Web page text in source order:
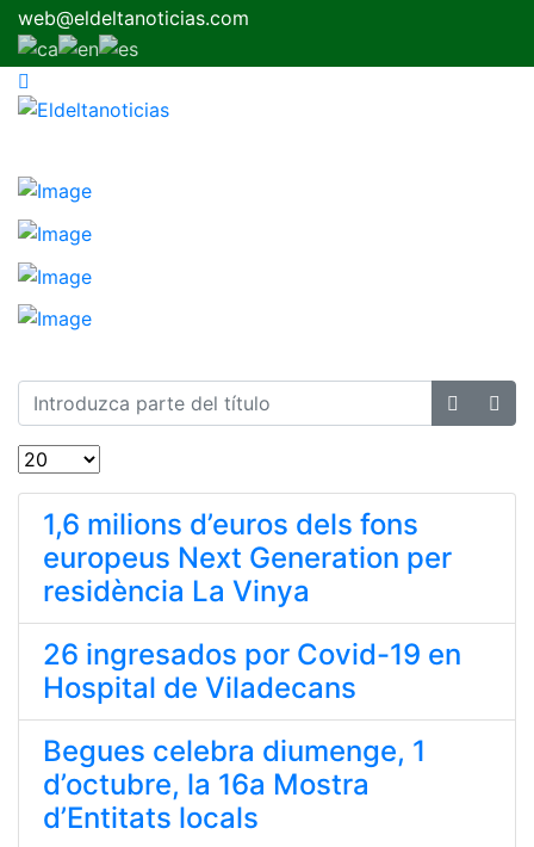
web@eldeltanoticias.com
1,6 milions d’euros dels fons
europeus Next Generation per
residència La Vinya
26 ingresados por Covid-19 en
Hospital de Viladecans
Begues celebra diumenge, 1
d’octubre, la 16a Mostra
d’Entitats locals